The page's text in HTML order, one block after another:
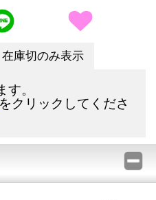
在庫切のみ表示
。
をクリックしてくださ